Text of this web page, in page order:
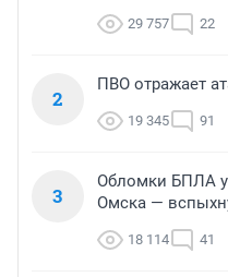
29 757 22
2
ПВО отражает
19 345 91
3
Обломки БПЛА
Омска —
18 114 41